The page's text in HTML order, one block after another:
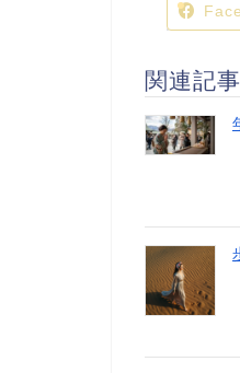
関連記事